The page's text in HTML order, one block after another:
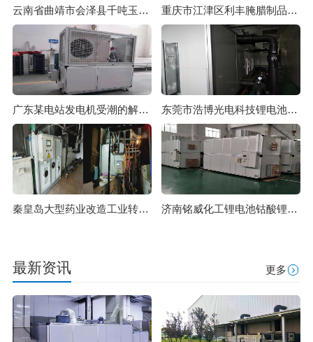
云南省曲靖市会泽县千吨玉米种子烘干机 重庆市江津区利丰腌腊制品厂烘干机安装使用现场
广东某电站发电机受潮的解决方案 东莞市浩博光电科技锂电池覆膜专用除湿机组22000风量
秦皇岛大型药业改造工业转轮除湿机项目 济南铭威化工锂电池钴酸锂零下40℃露点，三台全新风转轮除湿机组
最新资讯 更多